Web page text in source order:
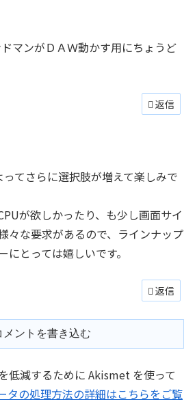
マンがＤＡＷ動かす用にちょうど
返信
てさらに選択肢が増えて楽しみで
が欲しかったり、も少し画面サイ
々な要求があるので、ラインナップ
とっては嬉しいです。
返信
メントを書き込む
低減するために Akismet を使って
タの処理方法の詳細はこちらをご覧